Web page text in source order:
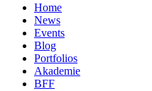
Home
News
Events
Blog
Portfolios
Akademie
BFF